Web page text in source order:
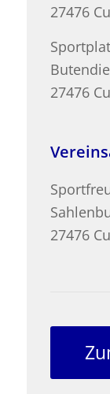
27476
27476
27476